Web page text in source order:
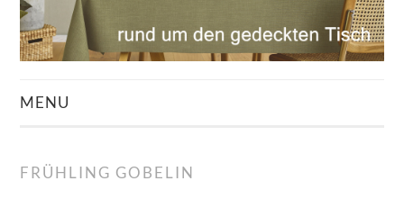
MENU
FRÜHLING GOBELIN